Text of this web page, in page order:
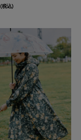
(税込)